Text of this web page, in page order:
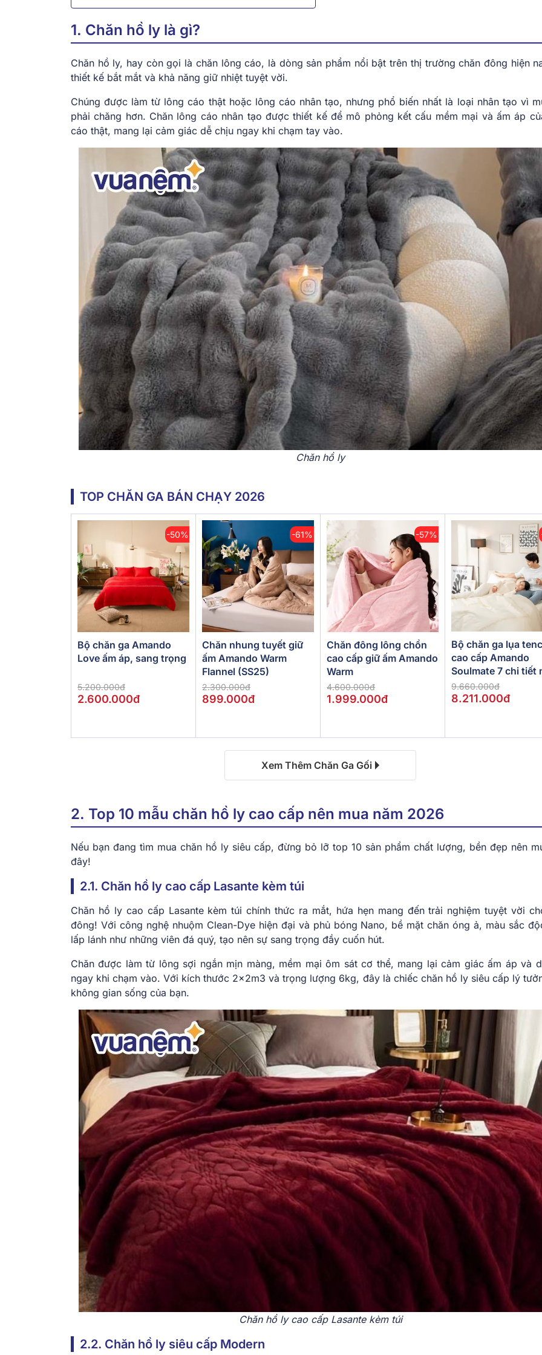
1. Chăn hồ ly là gì?
Chăn hồ ly, hay còn gọi là chăn lông cáo, là dòng sản phẩm nổi bật trên thị trường chăn đông hiện
thiết kế bắt mắt và khả năng giữ nhiệt tuyệt vời.
Chúng được làm từ lông cáo thật hoặc lông cáo nhân tạo, nhưng phổ biến nhất là loại nhân tạo vì
phải chăng hơn. Chăn lông cáo nhân tạo được thiết kế để mô phỏng kết cấu mềm mại và ấm áp
cáo thật, mang lại cảm giác dễ chịu ngay khi chạm tay vào.
Chăn hồ ly
TOP CHĂN GA BÁN CHẠY 2026
-50%
Bộ chăn ga Amando
Love ấm áp, sang trọng
5.200.000đ
2.600.000đ
-61%
Chăn nhung tuyết giữ
ấm Amando Warm
Flannel (SS25)
2.300.000đ
899.000đ
-57%
Chăn đông lông chồn
cao cấp giữ ấm Amando
Warm
4.600.000đ
1.999.000đ
Bộ chăn ga lụa
cao cấp Amando
Soulmate 7 chi tiết
kem
9.660.000đ
8.211.000đ
Xem Thêm Chăn Ga Gối
2. Top 10 mẫu chăn hồ ly cao cấp nên mua năm 2026
Nếu bạn đang tìm mua chăn hồ ly siêu cấp, đừng bỏ lỡ top 10 sản phẩm chất lượng, bền đẹp nên
đây!
2.1. Chăn hồ ly cao cấp Lasante kèm túi
Chăn hồ ly cao cấp Lasante kèm túi chính thức ra mắt, hứa hẹn mang đến trải nghiệm tuyệt vời
đông! Với công nghệ nhuộm Clean-Dye hiện đại và phủ bóng Nano, bề mặt chăn óng ả, màu sắc
lấp lánh như những viên đá quý, tạo nên sự sang trọng đầy cuốn hút.
Chăn được làm từ lông sợi ngắn mịn màng, mềm mại ôm sát cơ thể, mang lại cảm giác ấm áp và
ngay khi chạm vào. Với kích thước 2x2m3 và trọng lượng 6kg, đây là chiếc chăn hồ ly siêu cấp lý
không gian sống của bạn.
Chăn hồ ly cao cấp Lasante kèm túi
2.2. Chăn hồ ly siêu cấp Modern